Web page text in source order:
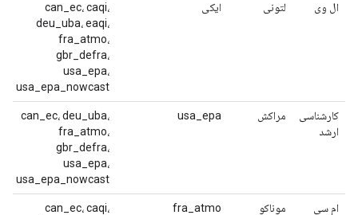
ال وی لتونی ایکی
can_ec، caqi،
deu_uba، eaqi،
fra_atmo،
gbr_defra،
usa_epa،
usa_epa_nowcast
کارشناسی
ارشد
مراکش usa_epa
can_ec، deu_uba،
fra_atmo،
gbr_defra،
usa_epa،
usa_epa_nowcast
ام سی موناکو fra_atmo
can_ec، caqi،